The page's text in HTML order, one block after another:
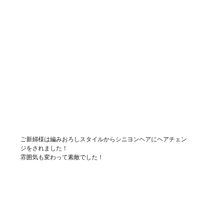
ご新婦様は編みおろしスタイルからシニヨンヘアにヘアチェン
ジをされました！
雰囲気も変わって素敵でした！